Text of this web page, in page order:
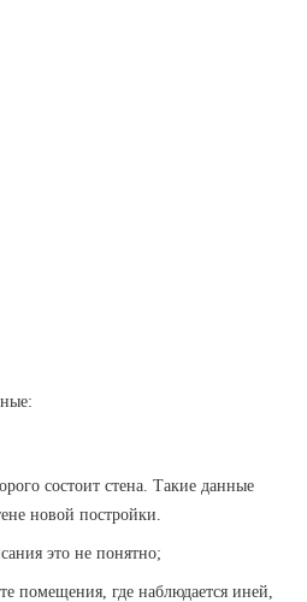
состоит стена. Такие данные
новой постройки.
это не понятно;
помещения, где наблюдается иней,